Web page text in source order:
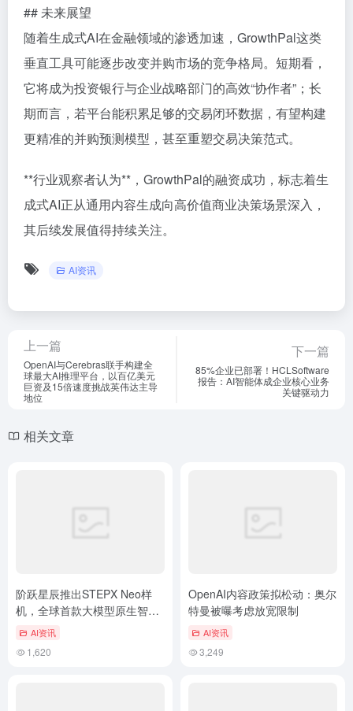
## 未来展望
随着生成式AI在金融领域的渗透加速，GrowthPal这类
垂直工具可能逐步改变并购市场的竞争格局。短期看，
它将成为投资银行与企业战略部门的高效“协作者”；长
期而言，若平台能积累足够的交易闭环数据，有望构建
更精准的并购预测模型，甚至重塑交易决策范式。
**行业观察者认为**，GrowthPal的融资成功，标志着生
成式AI正从通用内容生成向高价值商业决策场景深入，
其后续发展值得持续关注。
AI资讯
上一篇
OpenAI与Cerebras联手构建全
球最大AI推理平台，以百亿美元
巨资及15倍速度挑战英伟达主导
地位
下一篇
85%企业已部署！HCLSoftware
报告：AI智能体成企业核心业务
关键驱动力
相关文章
阶跃星辰推出STEPX Neo样
机，全球首款大模型原生智能
体手机正式亮相
AI资讯
1,620
OpenAI内容政策拟松动：奥尔
特曼被曝考虑放宽限制
AI资讯
3,249